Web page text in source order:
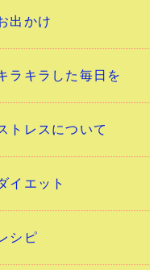
出かけ
ラキラした毎日を
トレスについて
イエット
シピ